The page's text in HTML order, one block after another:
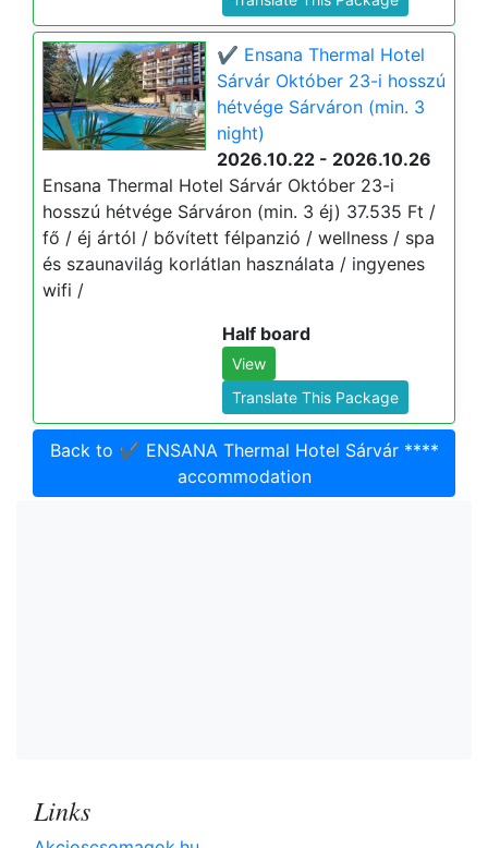
✔️ Ensana Thermal Hotel
Sárvár Október 23-i hosszú
hétvége Sárváron (min. 3
night)
2026.10.22 - 2026.10.26
Ensana Thermal Hotel Sárvár Október 23-i
hosszú hétvége Sárváron (min. 3 éj) 37.535 Ft /
fő / éj ártól / bővített félpanzió / wellness / spa
és szaunavilág korlátlan használata / ingyenes
wifi /
Half board
View
Translate This Package
Back to ✔️ ENSANA Thermal Hotel Sárvár ****
accommodation
Links